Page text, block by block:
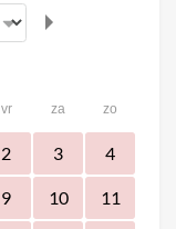
vr za zo
2 3 4
9 10 11